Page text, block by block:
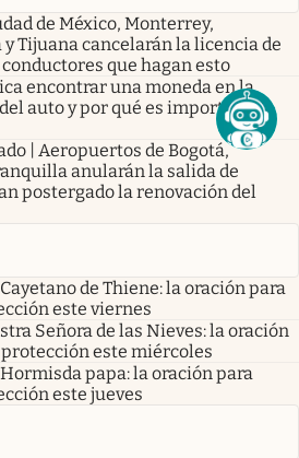
de México, Monterrey,
y Tijuana cancelarán la licencia de
que hagan esto
encontrar una moneda en la
auto y por qué es importante
| Aeropuertos de Bogotá,
anularán la salida de
postergado la renovación del
de Thiene: la oración para
este viernes
Señora de las Nieves: la oración
este miércoles
papa: la oración para
este jueves